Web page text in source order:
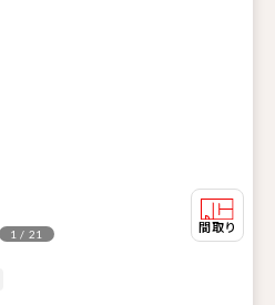
1 / 21